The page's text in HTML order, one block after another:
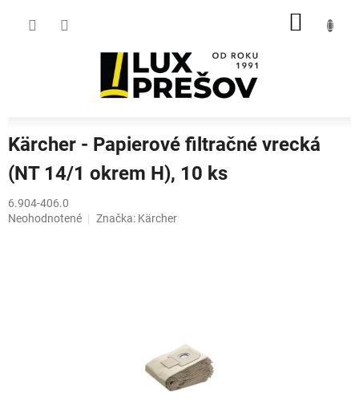
Kärcher - Papierové filtračné vrecká
(NT 14/1 okrem H), 10 ks
6.904-406.0
Priemerné
Neohodnotené Značka: Kärcher